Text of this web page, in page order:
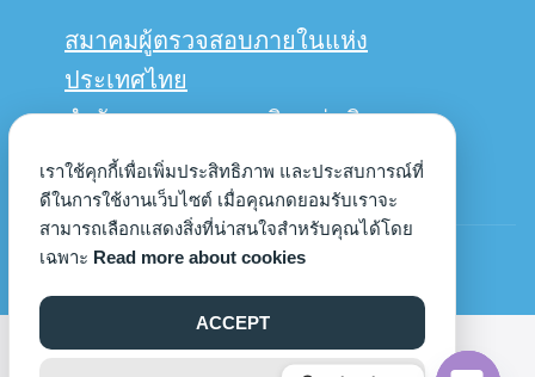
สมาคมผู้ตรวจสอบภายในแห่ง
ประเทศไทย
สำนักงานการตรวจเงินแผ่นดิน
กรมบัญชีกลาง
© Copyright 2022us
©2026 AUDIT.UP.AC.TH. ALL RIGHTS RESERVED.
เราใช้คุกกี้เพื่อเพิ่มประสิทธิภาพ และประสบการณ์ที่
ดีในการใช้งานเว็บไซต์ เมื่อคุณกดยอมรับเราจะ
สามารถเลือกแสดงสิ่งที่น่าสนใจสำหรับคุณได้โดย
เฉพาะ Read more about cookies
ACCEPT